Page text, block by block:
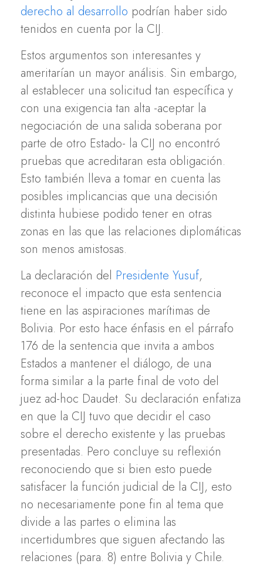
derecho al desarrollo podrían haber sido
tenidos en cuenta por la CIJ.
Estos argumentos son interesantes y
ameritarían un mayor análisis. Sin embargo,
al establecer una solicitud tan específica y
con una exigencia tan alta -aceptar la
negociación de una salida soberana por
parte de otro Estado- la CIJ no encontró
pruebas que acreditaran esta obligación.
Esto también lleva a tomar en cuenta las
posibles implicancias que una decisión
distinta hubiese podido tener en otras
zonas en las que las relaciones diplomáticas
son menos amistosas.
La declaración del Presidente Yusuf,
reconoce el impacto que esta sentencia
tiene en las aspiraciones marítimas de
Bolivia. Por esto hace énfasis en el párrafo
176 de la sentencia que invita a ambos
Estados a mantener el diálogo, de una
forma similar a la parte final de voto del
juez ad-hoc Daudet. Su declaración enfatiza
en que la CIJ tuvo que decidir el caso
sobre el derecho existente y las pruebas
presentadas. Pero concluye su reflexión
reconociendo que si bien esto puede
satisfacer la función judicial de la CIJ, esto
no necesariamente pone fin al tema que
divide a las partes o elimina las
incertidumbres que siguen afectando las
relaciones (para. 8) entre Bolivia y Chile.